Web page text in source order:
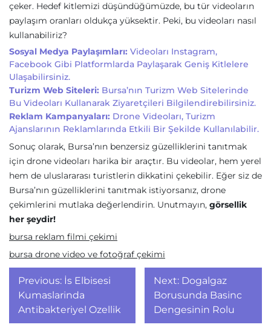
çeker. Hedef kitlemizi düşündüğümüzde, bu tür videoların
paylaşım oranları oldukça yüksektir. Peki, bu videoları nasıl
kullanabiliriz?
Sosyal Medya Paylaşımları: Videoları Instagram,
Facebook Gibi Platformlarda Paylaşarak Geniş Kitlelere
Ulaşabilirsiniz.
Turizm Web Siteleri: Bursa’nın Turizm Web Sitelerinde
Bu Videoları Kullanarak Ziyaretçileri Bilgilendirebilirsiniz.
Reklam Kampanyaları: Drone Videoları, Turizm
Ajanslarının Reklamlarında Etkili Bir Şekilde Kullanılabilir.
Sonuç olarak, Bursa’nın benzersiz güzelliklerini tanıtmak
için drone videoları harika bir araçtır. Bu videolar, hem yerel
hem de uluslararası turistlerin dikkatini çekebilir. Eğer siz de
Bursa’nın güzelliklerini tanıtmak istiyorsanız, drone
çekimlerini mutlaka değerlendirin. Unutmayın, görsellik
her şeydir!
bursa reklam filmi çekimi
bursa drone video ve fotoğraf çekimi
Yazı
gezinmesi
Previous: İs Elbisesi
Kumaslarinda
Antibakteriyel Ozellik
Next: Dogalgaz
Borusunda Basinc
Dengesinin Rolu